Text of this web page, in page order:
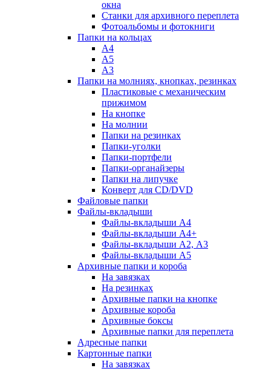
окна
Станки для архивного переплета
Фотоальбомы и фотокниги
Папки на кольцах
А4
А5
А3
Папки на молниях, кнопках, резинках
Пластиковые с механическим
прижимом
На кнопке
На молнии
Папки на резинках
Папки-уголки
Папки-портфели
Папки-органайзеры
Папки на липучке
Конверт для CD/DVD
Файловые папки
Файлы-вкладыши
Файлы-вкладыши А4
Файлы-вкладыши А4+
Файлы-вкладыши А2, А3
Файлы-вкладыши А5
Архивные папки и короба
На завязках
На резинках
Архивные папки на кнопке
Архивные короба
Архивные боксы
Архивные папки для переплета
Адресные папки
Картонные папки
На завязках